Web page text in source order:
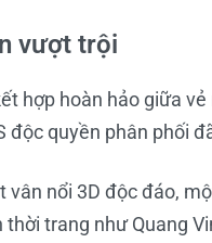
vượt trội
hợp hoàn hảo giữa
độc quyền phân phối
nổi 3D độc đáo,
trang như Quang